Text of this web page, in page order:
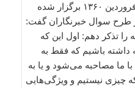
در این مصاحبه كه در تاریخ ۲۴ فروردین ۱۳۶۰ برگزار شده
از طرح سوال خبرنگاران گفت:
را تذكر دهم: اول این كه
داشته باشیم كه فقط به
ما مصاحبه می‌شود و یا به
چیزی نیستیم و ویژگی‌هایی